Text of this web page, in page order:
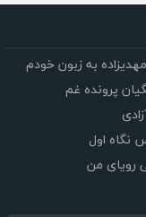
به زبون خودم
پرونده غم
نگاه اول
رویای من